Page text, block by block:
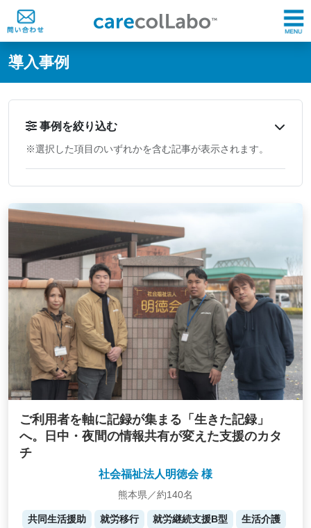
@ -0,0 +1,60 @@
導入事例
事例を絞り込む
※選択した項目のいずれかを含む記事が表示されます。
ご利用者を軸に記録が集まる「生きた記録」
へ。日中・夜間の情報共有が変えた支援のカタ
チ
社会福祉法人明徳会 様
熊本県／約140名
共同生活援助 就労移行 就労継続支援B型
生活介護